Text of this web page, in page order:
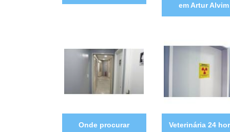
em Artur Alvim
Onde procurar
Veterinária 24